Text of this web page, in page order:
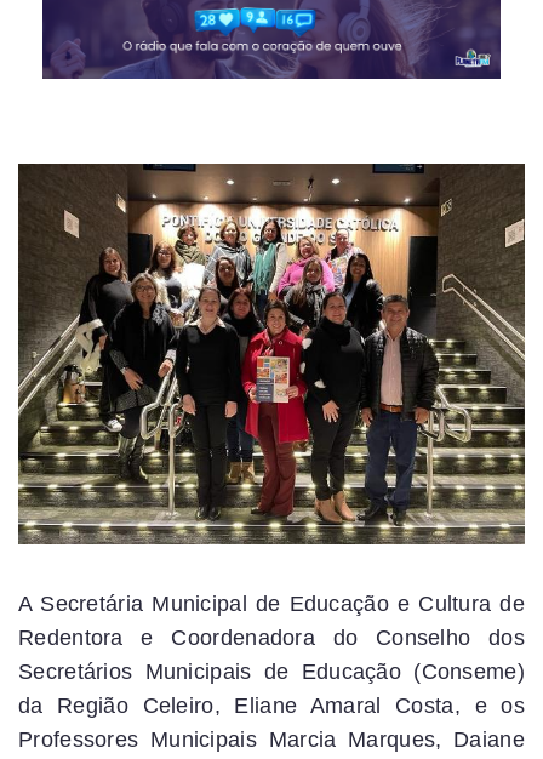
A Secretária Municipal de Educação e Cultura de
Redentora e Coordenadora do Conselho dos
Secretários Municipais de Educação (Conseme)
da Região Celeiro, Eliane Amaral Costa, e os
Professores Municipais Marcia Marques, Daiane